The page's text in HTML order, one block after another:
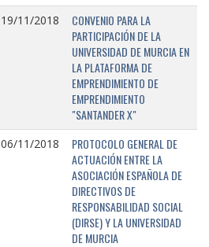
19/11/2018
CONVENIO PARA LA
PARTICIPACIÓN DE LA
UNIVERSIDAD DE MURCIA EN
LA PLATAFORMA DE
EMPRENDIMIENTO DE
EMPRENDIMIENTO
"SANTANDER X"
06/11/2018
PROTOCOLO GENERAL DE
ACTUACIÓN ENTRE LA
ASOCIACIÓN ESPAÑOLA DE
DIRECTIVOS DE
RESPONSABILIDAD SOCIAL
(DIRSE) Y LA UNIVERSIDAD
DE MURCIA